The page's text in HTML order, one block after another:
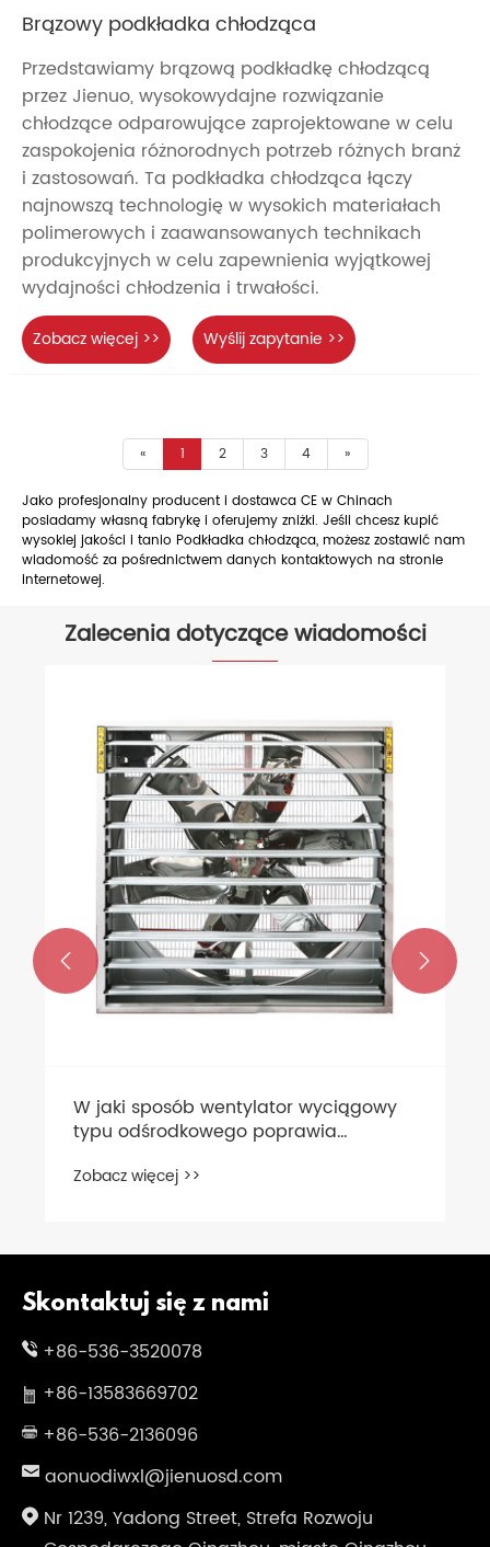
Brązowy podkładka chłodząca
Przedstawiamy brązową podkładkę chłodzącą
przez Jienuo, wysokowydajne rozwiązanie
chłodzące odparowujące zaprojektowane w celu
zaspokojenia różnorodnych potrzeb różnych branż
i zastosowań. Ta podkładka chłodząca łączy
najnowszą technologię w wysokich materiałach
polimerowych i zaawansowanych technikach
produkcyjnych w celu zapewnienia wyjątkowej
wydajności chłodzenia i trwałości.
Zobacz więcej >> Wyślij zapytanie >>
« 1 2 3 4 »
Jako profesjonalny producent i dostawca CE w Chinach
posiadamy własną fabrykę i oferujemy zniżki. Jeśli chcesz kupić
wysokiej jakości i tanio Podkładka chłodząca, możesz zostawić nam
wiadomość za pośrednictwem danych kontaktowych na stronie
internetowej.
Zalecenia dotyczące wiadomości
Co to jest odśrodkowy wentylator
wydechowy?
Zobacz więcej >>
 
Skontaktuj się z nami
+86-536-3520078
+86-13583669702
+86-536-2136096
aonuodiwxl@jienuosd.com
Nr 1239, Yadong Street, Strefa Rozwoju